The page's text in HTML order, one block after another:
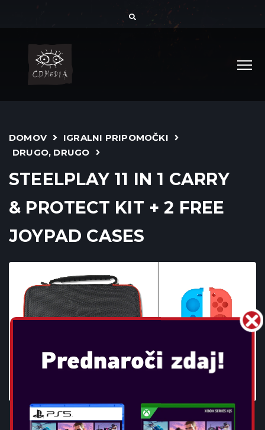
DOMOV
IGRALNI PRIPOMOČKI
DRUGO, DRUGO
STEELPLAY 11 IN 1 CARRY
& PROTECT KIT + 2 FREE
JOYPAD CASES